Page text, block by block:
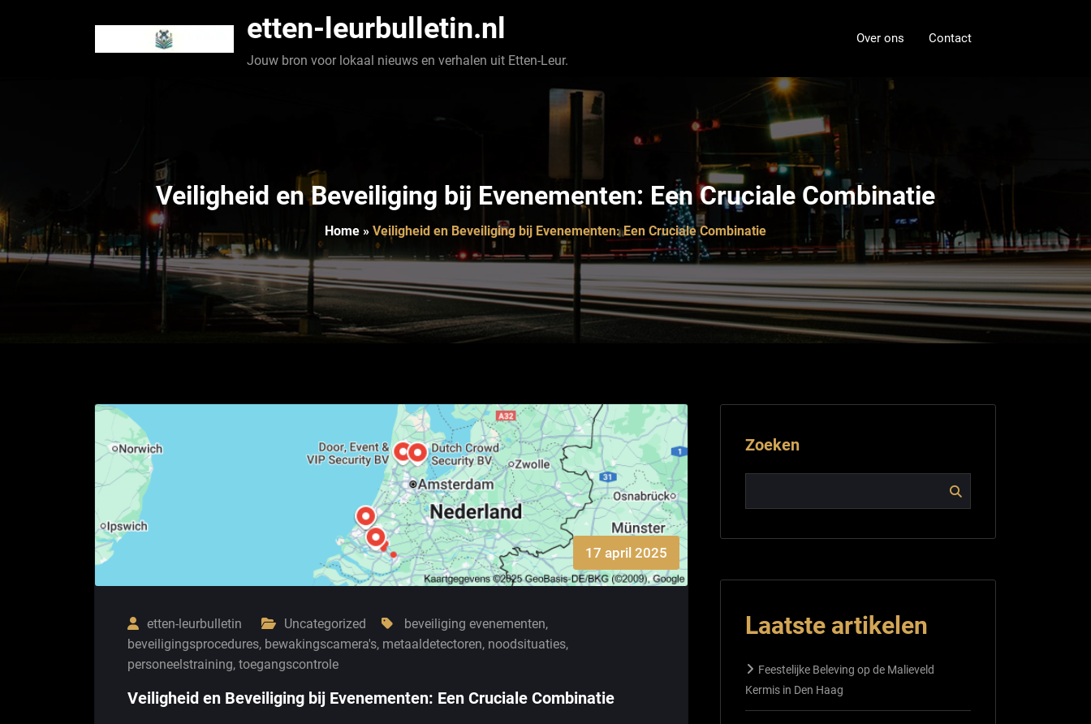
etten-leurbulletin.nl
Jouw bron voor lokaal nieuws en verhalen uit Etten-Leur.
Over ons Contact
Veiligheid en Beveiliging bij Evenementen: Een Cruciale Combinatie
Home » Veiligheid en Beveiliging bij Evenementen: Een Cruciale Combinatie
17 april 2025
etten-leurbulletin Uncategorized beveiliging evenementen,
beveiligingsprocedures, bewakingscamera's, metaaldetectoren, noodsituaties,
personeelstraining, toegangscontrole
Veiligheid en Beveiliging bij Evenementen: Een Cruciale Combinatie
Zoeken
Laatste artikelen
Feestelijke Beleving op de Malieveld
Kermis in Den Haag